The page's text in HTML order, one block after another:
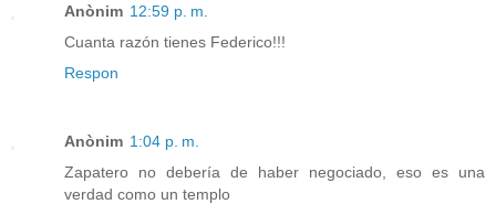
Anònim 12:59 p. m.
Cuanta razón tienes Federico!!!
Respon
Anònim 1:04 p. m.
Zapatero no debería de haber negociado, eso es una
verdad como un templo